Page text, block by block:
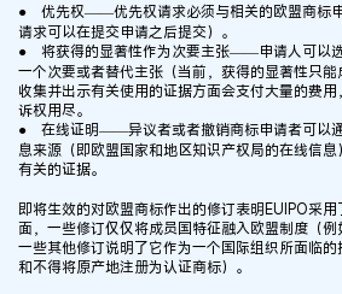
● 优先权——优先权请求必须与相关的欧盟商标
请求可以在提交申请之后提交）。
● 将获得的显著性作为次要主张——申请人可以
一个次要或者替代主张（当前，获得的显著性只
收集并出示有关使用的证据方面会支付大量的费
诉权用尽。
● 在线证明——异议者或者撤销商标申请者可以
息来源（即欧盟国家和地区知识产权局的在线信
有关的证据。
即将生效的对欧盟商标作出的修订表明EUIPO采
面，一些修订仅仅将成员国特征融入欧盟制度（例
一些其他修订说明了它作为一个国际组织所面临
和不得将原产地注册为认证商标）。